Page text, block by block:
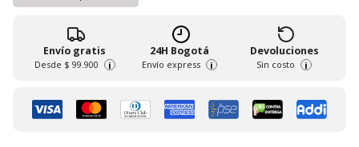
Envío gratis
Desde $ 99.900 i
24H Bogotá
Envío express i
Devoluciones
Sin costo i